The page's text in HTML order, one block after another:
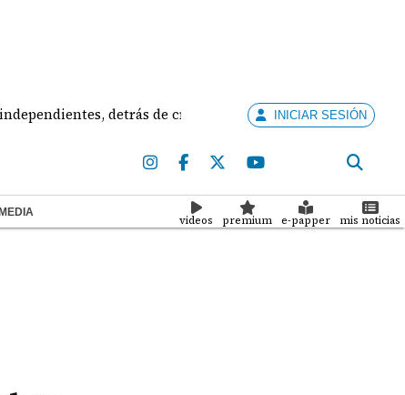
detrás de creación de partidos Bajo la
INICIAR SESIÓN
videos premium e-papper mis noticias